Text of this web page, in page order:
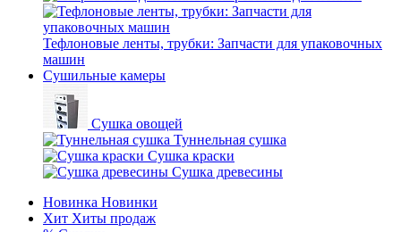
Тефлоновые ленты, трубки: Запчасти для упаковочных
машин
Сушильные камеры
Сушка овощей
Туннельная сушка
Сушка краски
Сушка древесины
Новинка Новинки
Хит Хиты продаж